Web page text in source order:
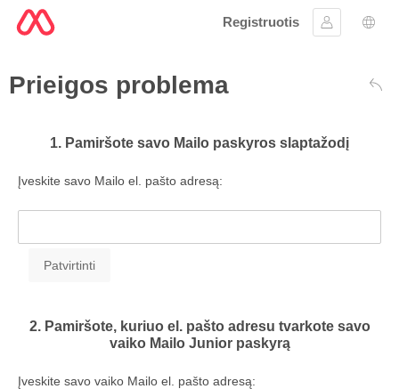
Registruotis
Prisijungti
Prieigos problema
1. Pamiršote savo Mailo paskyros slaptažodį
Įveskite savo Mailo el. pašto adresą:
2. Pamiršote, kuriuo el. pašto adresu tvarkote savo
vaiko Mailo Junior paskyrą
Įveskite savo vaiko Mailo el. pašto adresą: